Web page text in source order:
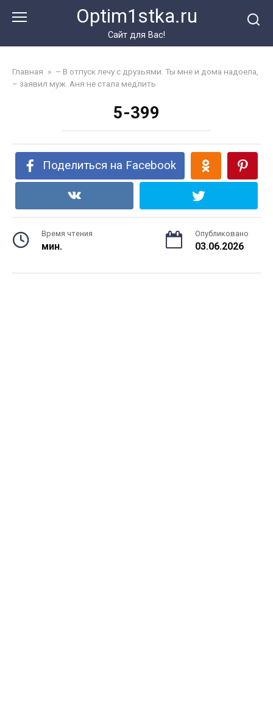
Optim1stka.ru
Сайт для Вас!
Главная » – В отпуск лечу с друзьями. Ты мне и дома надоела,
– заявил муж. Аня не стала медлить
5-399
Поделиться на Facebook
Время чтения
мин.
Опубликовано
03.06.2026